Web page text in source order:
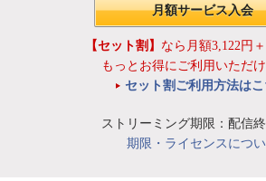
月額サービス入会
【セット割】 なら月額3,122円
もっとお得にご利用いただけ
セット割ご利用方法はこ
ストリーミング期限：配信
期限・ライセンスにつ